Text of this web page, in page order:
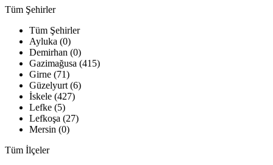
Tüm Şehirler
Tüm Şehirler
Ayluka (0)
Demirhan (0)
Gazimağusa (415)
Girne (71)
Güzelyurt (6)
İskele (427)
Lefke (5)
Lefkoşa (27)
Mersin (0)
Tüm İlçeler